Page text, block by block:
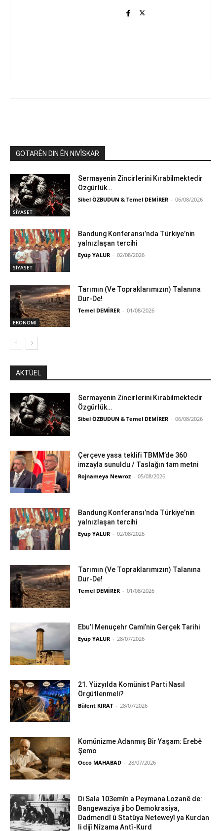
GOTARÊN DIN ÊN NIVÎSKAR
SİYASET
Sermayenin Zincirlerini Kırabilmektedir
Özgürlük…
Sibel ÖZBUDUN & Temel DEMİRER - 06/08/2026
SİYASET
Bandung Konferansı’nda Türkiye’nin
yalnızlaşan tercihi
Eyüp YALUR - 02/08/2026
EKONOMİ
Tarımın (Ve Topraklarımızın) Talanına
Dur-De!
Temel DEMİRER - 01/08/2026
AKTÜEL
Sermayenin Zincirlerini Kırabilmektedir
Özgürlük…
Sibel ÖZBUDUN & Temel DEMİRER - 06/08/2026
Çerçeve yasa teklifi TBMM’de 360
imzayla sunuldu / Taslağın tam metni
Rojnameya Newroz - 05/08/2026
Bandung Konferansı’nda Türkiye’nin
yalnızlaşan tercihi
Eyüp YALUR - 02/08/2026
Tarımın (Ve Topraklarımızın) Talanına
Dur-De!
Temel DEMİRER - 01/08/2026
Ebu’l Menuçehr Cami’nin Gerçek Tarihi
Eyüp YALUR - 28/07/2026
21. Yüzyılda Komünist Parti Nasıl
Örgütlenmeli?
Bülent KIRAT - 28/07/2026
Komünizme Adanmış Bir Yaşam: Erebê
Şemo
Occo MAHABAD - 28/07/2026
Di Sala 103emîn a Peymana Lozanê de:
Bangewaziya ji bo Demokrasiya,
Dadmendî û Statûya Neteweyî ya Kurdan
li dijî Nîzama Antî-Kurd